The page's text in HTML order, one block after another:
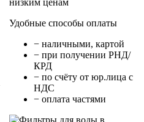
Удобные способы оплаты
− наличными, картой
− при получении РНД/
КРД
− по счёту от юр.лица с
НДС
− оплата частями